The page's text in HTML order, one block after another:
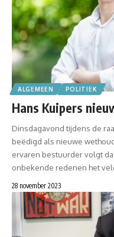
ALGEMEEN POLITIEK
Hans Kuipers
Dinsdagavond tijdens de
beëdigd als nieuwe
ervaren bestuurder volgt
onbekende redenen het
28 november 2023